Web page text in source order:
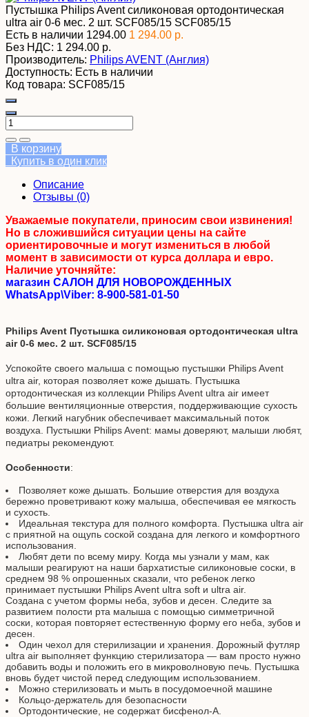
Пустышка Philips Avent силиконовая ортодонтическая
ultra air 0-6 мес. 2 шт. SCF085/15 SCF085/15
Есть в наличии 1294.00 1 294.00 р.
Без НДС: 1 294.00 р.
Производитель: Philips AVENT (Англия)
Доступность: Есть в наличии
Код товара: SCF085/15
В корзину
Купить в один клик
Описание
Отзывы (0)
Уважаемые покупатели, приносим свои извинения!
Но в сложившийся ситуации цены на сайте
ориентировочные и могут измениться в любой
момент в зависимости от курса доллара и евро.
Наличие уточняйте:
магазин САЛОН ДЛЯ НОВОРОЖДЕННЫХ
WhatsApp\Viber: 8-900-581-01-50
Philips Avent Пустышка силиконовая ортодонтическая ultra
air 0-6 мес. 2 шт. SCF085/15
Успокойте своего малыша с помощью пустышки Philips Avent
ultra air, которая позволяет коже дышать. Пустышка
ортодонтическая из коллекции Philips Avent ultra air имеет
большие вентиляционные отверстия, поддерживающие сухость
кожи. Легкий нагубник обеспечивает максимальный поток
воздуха. Пустышки Philips Avent: мамы доверяют, малыши любят,
педиатры рекомендуют.
Особенности:
Позволяет коже дышать. Большие отверстия для воздуха
бережно проветривают кожу малыша, обеспечивая ее мягкость
и сухость.
Идеальная текстура для полного комфорта. Пустышка ultra air
с приятной на ощупь соской создана для легкого и комфортного
использования.
Любят дети по всему миру. Когда мы узнали у мам, как
малыши реагируют на наши бархатистые силиконовые соски, в
среднем 98 % опрошенных сказали, что ребенок легко
принимает пустышки Philips Avent ultra soft и ultra air.
Создана с учетом формы неба, зубов и десен. Следите за
развитием полости рта малыша с помощью симметричной
соски, которая повторяет естественную форму его неба, зубов и
десен.
Один чехол для стерилизации и хранения. Дорожный футляр
ultra air выполняет функцию стерилизатора — вам просто нужно
добавить воды и положить его в микроволновую печь. Пустышка
вновь будет чистой перед следующим использованием.
Можно стерилизовать и мыть в посудомоечной машине
Кольцо-держатель для безопасности
Ортодонтические, не содержат бисфенол-А.